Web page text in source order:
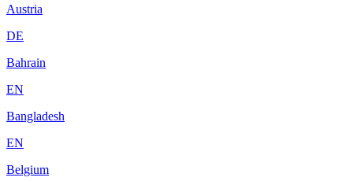
Austria
DE
Bahrain
EN
Bangladesh
EN
Belgium